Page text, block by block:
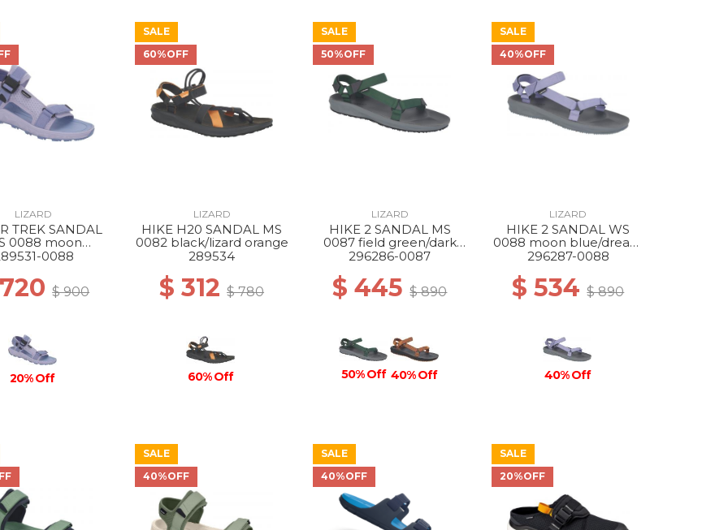
LIZARD
TREK SANDAL
0088 moon
dream blue
0088
$ 900
20% Off
SALE
60%OFF
LIZARD
HIKE H20 SANDAL MS
0082 black/lizard orange
289534
$ 312$ 780
60% Off
SALE
50%OFF
LIZARD
HIKE 2 SANDAL MS
0087 field green/dark
grey
296286-0087
$ 445$ 890
50% Off 40% Off
SALE
40%OFF
LIZARD
HIKE 2 SANDAL WS
0088 moon blue/dream
blue
296287-0088
$ 534$ 890
40% Off
SALE
40%OFF
SALE
40%OFF
SALE
20%OFF